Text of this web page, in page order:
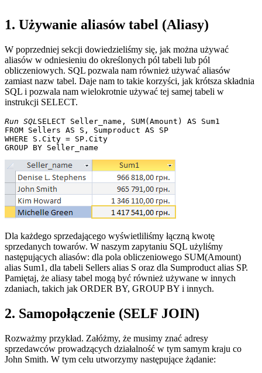
1. Używanie aliasów tabel (Aliasy)
W poprzedniej sekcji dowiedzieliśmy się, jak można używać
aliasów w odniesieniu do określonych pól tabeli lub pól
obliczeniowych. SQL pozwala nam również używać aliasów
zamiast nazw tabel. Daje nam to takie korzyści, jak krótsza składnia
SQL i pozwala nam wielokrotnie używać tej samej tabeli w
instrukcji SELECT.
Run SQL SELECT Seller_name, SUM(Amount) AS Sum1
FROM Sellers AS S, Sumproduct AS SP
WHERE S.City = SP.City
Dla każdego sprzedającego wyświetliliśmy łączną kwotę
sprzedanych towarów. W naszym zapytaniu SQL użyliśmy
następujących aliasów: dla pola obliczeniowego SUM(Amount)
alias Sum1, dla tabeli Sellers alias S oraz dla Sumproduct alias SP.
Pamiętaj, że aliasy tabel mogą być również używane w innych
zdaniach, takich jak ORDER BY, GROUP BY i innych.
2. Samopołączenie (SELF JOIN)
Rozważmy przykład. Załóżmy, że musimy znać adresy
sprzedawców prowadzących działalność w tym samym kraju co
John Smith. W tym celu utworzymy następujące żądanie: